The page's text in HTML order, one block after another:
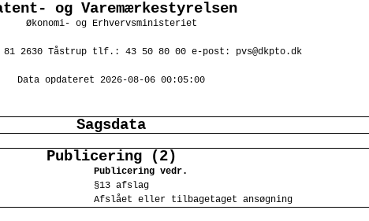
og Varemærkestyrelsen
Økonomi- og Erhvervsministeriet
2630 Tåstrup tlf.: 43 50 80 00 e-post: pvs@dkpto.dk
Data opdateret 2026-08-06 00:05:00
Sagsdata
Publicering (2)
Publicering vedr.
§13 afslag
Afslået eller tilbagetaget ansøgning